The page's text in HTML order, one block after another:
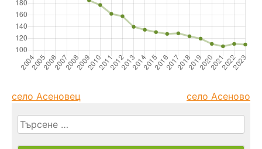
село Асеновец село Асеново
Търсене
за: